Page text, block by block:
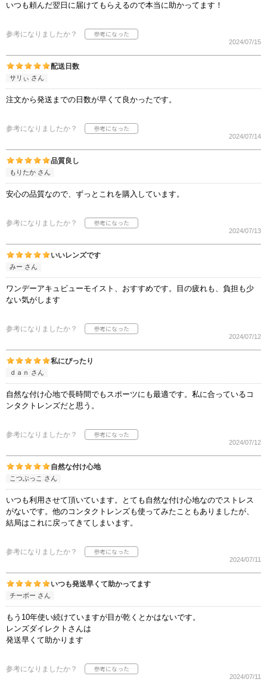
いつも頼んだ翌日に届けてもらえるので本当に助かってます！
参考になりましたか？
2024/07/15
配送日数
サリぃ さん
注文から発送までの日数が早くて良かったです。
参考になりましたか？
2024/07/14
品質良し
もりたか さん
安心の品質なので、ずっとこれを購入しています。
参考になりましたか？
2024/07/13
いいレンズです
みー さん
ワンデーアキュビューモイスト、おすすめです。目の疲れも、負担も少
ない気がします
参考になりましたか？
2024/07/12
私にぴったり
ｄａｎ さん
自然な付け心地で長時間でもスポーツにも最適です。私に合っているコ
ンタクトレンズだと思う。
参考になりましたか？
2024/07/12
自然な付け心地
こつぶっこ さん
いつも利用させて頂いています。とても自然な付け心地なのでストレス
がないです。他のコンタクトレンズも使ってみたこともありましたが、
結局はこれに戻ってきてしまいます。
参考になりましたか？
2024/07/11
いつも発送早くて助かってます
チーボー さん
もう10年使い続けていますが目が乾くとかはないです。
レンズダイレクトさんは
発送早くて助かります
参考になりましたか？
2024/07/11